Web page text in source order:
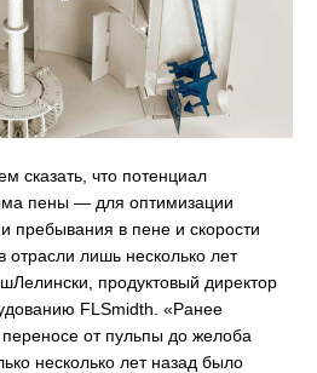
сказать, что потенциал
пены — для оптимизации
пребывания в пене и скорости
лишь несколько лет
продуктовый директор
FLSmidth. «Ранее
от пульпы до желоба
несколько лет назад было